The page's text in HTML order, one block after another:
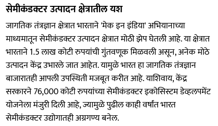
सेमीकंडक्टर उत्पादन क्षेत्रातील यश
जागतिक तंत्रज्ञान क्षेत्रात भारताने 'मेक इन इंडिया' अभियानाच्या
माध्यमातून सेमीकंडक्टर उत्पादन क्षेत्रात मोठी झेप घेतली आहे. या क्षेत्रात
भारताने 1.5 लाख कोटी रुपयांची गुंतवणूक मिळवली असून, अनेक मोठे
उत्पादन केंद्र उभारले जात आहेत. यामुळे भारत हा जागतिक तंत्रज्ञान
बाजारातही आपली उपस्थिती मजबूत करीत आहे. याशिवाय, केंद्र
सरकारने 76,000 कोटी रुपयांच्या सेमीकंडक्टर इकोसिस्टम डेव्हलपमेंट
योजनेला मंजुरी दिली आहे, ज्यामुळे पुढील काही वर्षांत भारत
सेमीकंडक्टर उद्योगातही अग्रगण्य बनेल.